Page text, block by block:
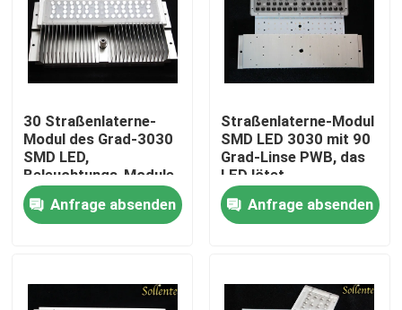
Kontakte
Videos
Straßenlaterne-Modul
30 Straßenlaterne-
Modul des Grad-3030
SMD LED,
Beleuchtungs-Module
OSRAM S5 LED
Anfrage absenden
Straßenlaterne-Modul
SMD LED 3030 mit 90
Grad-Linse PWB, das
LED lötet
Anfrage absenden